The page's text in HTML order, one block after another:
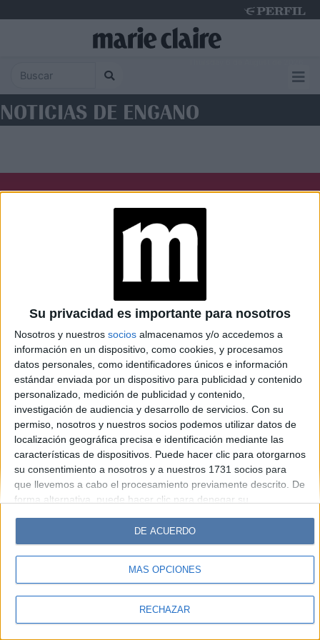
Su privacidad es importante para nosotros
Nosotros y nuestros socios almacenamos y/o accedemos a
información en un dispositivo, como cookies, y procesamos
datos personales, como identificadores únicos e información
estándar enviada por un dispositivo para publicidad y contenido
personalizado, medición de publicidad y contenido,
investigación de audiencia y desarrollo de servicios. Con su
permiso, nosotros y nuestros socios podemos utilizar datos de
localización geográfica precisa e identificación mediante las
características de dispositivos. Puede hacer clic para otorgarnos
su consentimiento a nosotros y a nuestros 1731 socios para
que llevemos a cabo el procesamiento previamente descrito. De
forma alternativa, puede hacer clic para denegar su
cambiar sus preferencias antes de otorgar su consentimiento.
Tenga en cuenta que algún procesamiento de sus datos
personales puede no requerir de su consentimiento, pero usted
tiene el derecho de rechazar tal procesamiento. Sus
sus preferencias o retirar su consentimiento en cualquier
MÁS OPCIONES
RECHAZAR
DE ACUERDO
NOTICIAS DE ENGANO
Caras Noticias
Weekend Parabrisas
Look
Luz Mía Lunateen Break BATimes
© Perfil.com 2006-2019 - Todos los derechos reservados
Registro de Propiedad Intelectual: Nro. 5346433